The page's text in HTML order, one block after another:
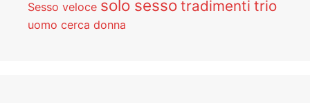
Sesso veloce solo sesso tradimenti trio
uomo cerca donna